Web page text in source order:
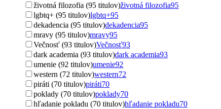
životná filozofia (95 titulov)životná filozofia95
lgbtq+ (95 titulov)lgbtq+95
dekadencia (95 titulov)dekadencia95
mravy (95 titulov)mravy95
Večnosť (93 titulov)Večnosť93
dark academia (93 titulov)dark academia93
umenie (92 titulov)umenie92
western (72 titulov)western72
piráti (70 titulov)piráti70
poklady (70 titulov)poklady70
hľadanie pokladu (70 titulov)hľadanie pokladu70